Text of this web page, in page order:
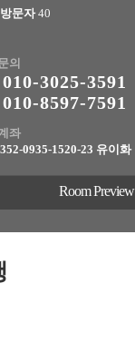
문자40
의
3025-3591
8597-7591
좌
0935-1520-23 유이화
Room Preview